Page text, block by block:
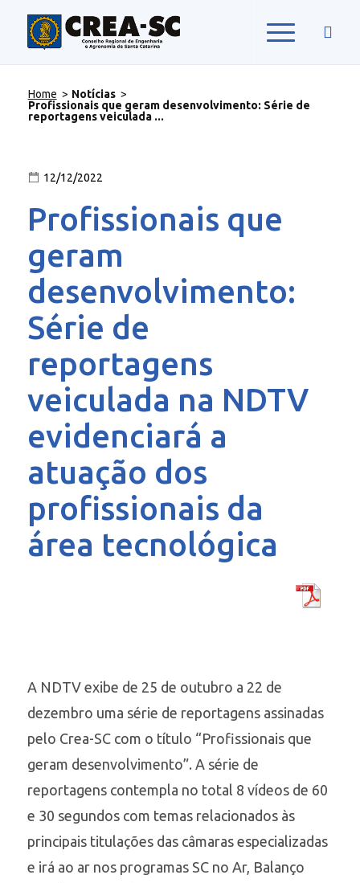
Home > Notícias >
Profissionais que geram desenvolvimento: Série de
reportagens veiculada ...
12/12/2022
Profissionais que
geram
desenvolvimento:
Série de
reportagens
veiculada na NDTV
evidenciará a
atuação dos
profissionais da
área tecnológica
A NDTV exibe de 25 de outubro a 22 de
dezembro uma série de reportagens assinadas
pelo Crea-SC com o título “Profissionais que
geram desenvolvimento”. A série de
reportagens contempla no total 8 vídeos de 60
e 30 segundos com temas relacionados às
principais titulações das câmaras especializadas
e irá ao ar nos programas SC no Ar, Balanço